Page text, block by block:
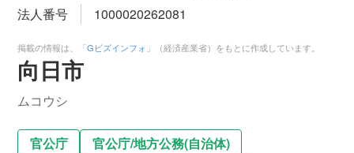
法人番号 1000020262081
掲載の情報は、「Gビズインフォ 」（経済産業省）をもとに作成しています。
向日市
ムコウシ
官公庁 官公庁/地方公務(自治体)